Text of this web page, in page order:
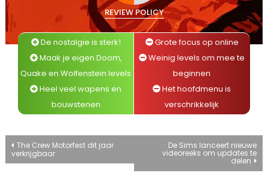
REVIEW POLICY
De nostalgie is sterk!
Maak je eigen Doom,
Quake en Wolfenstein levels
Heel veel wapens en
bouwstenen
Grote focus op online
Weinig levels om mee te
beginnen
Het hoofdmenu is
verschrikkelijk
Bericht
The Crew Motorfest dit jaar
verkrijgbaar
De Sims lanceert nieuwe
videoreeks om updates te
delen